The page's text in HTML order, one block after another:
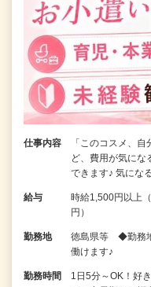
仕事内容
「このコスメ、
ど、費用が気に
できます♪ 気にな
給与
時給1,500円以上
円）
勤務地
徳島県等 ◆勤務
働けます♪
勤務時間
1日5分～OK！好